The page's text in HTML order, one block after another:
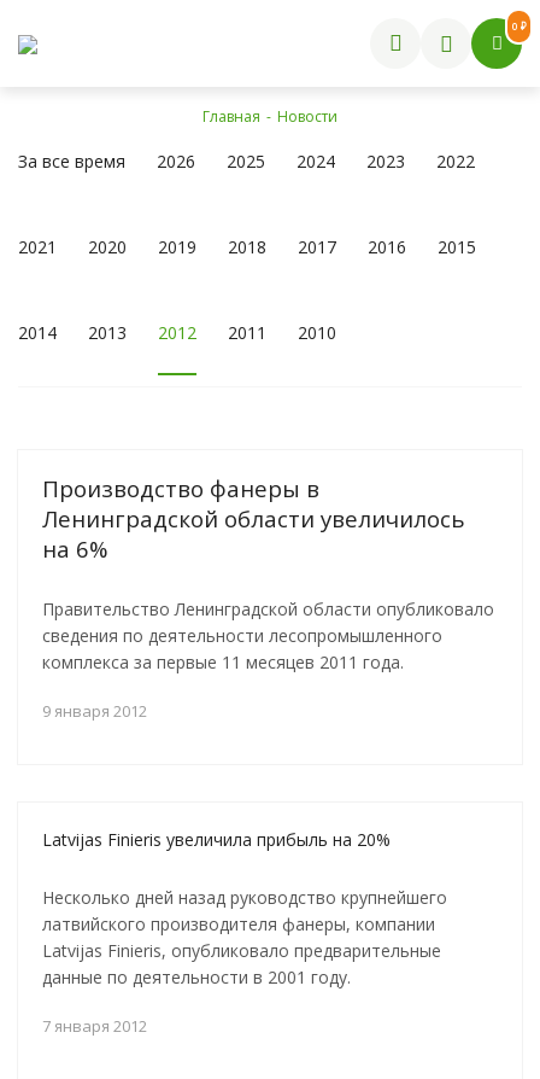
0 ₽
Главная - Новости
За все время 2026 2025 2024 2023 2022
2021 2020 2019 2018 2017 2016 2015
2014 2013 2012 2011 2010
Производство фанеры в
Ленинградской области увеличилось
на 6%
Правительство Ленинградской области опубликовало
сведения по деятельности лесопромышленного
комплекса за первые 11 месяцев 2011 года.
9 января 2012
Latvijas Finieris увеличила прибыль на 20%
Несколько дней назад руководство крупнейшего
латвийского производителя фанеры, компании
Latvijas Finieris, опубликовало предварительные
данные по деятельности в 2001 году.
7 января 2012